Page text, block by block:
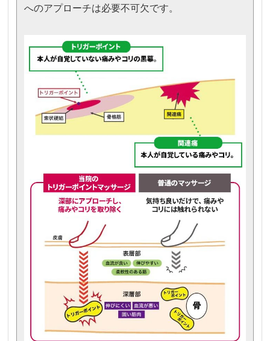
へのアプローチは必要不可欠です。